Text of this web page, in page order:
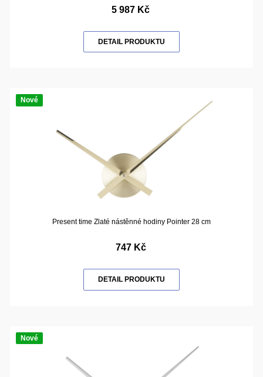
5 987 Kč
DETAIL PRODUKTU
Nové
Present time Zlaté nástěnné hodiny Pointer 28 cm
747 Kč
DETAIL PRODUKTU
Nové